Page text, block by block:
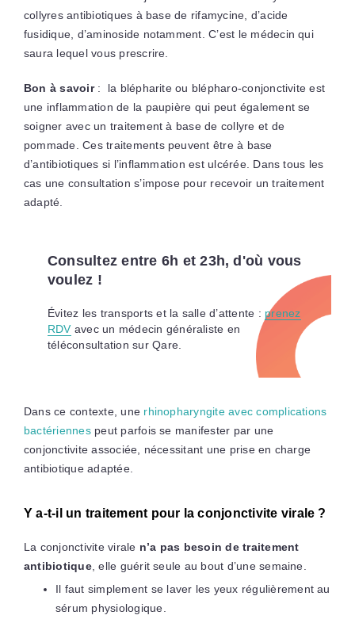
collyres antibiotiques à base de rifamycine, d’acide
fusidique, d’aminoside notamment. C’est le médecin qui
saura lequel vous prescrire.
Bon à savoir: la blépharite ou blépharo-conjonctivite est
une inflammation de la paupière qui peut également se
soigner avec un traitement à base de collyre et de
pommade. Ces traitements peuvent être à base
d’antibiotiques si l’inflammation est ulcérée. Dans tous les
cas une consultation s’impose pour recevoir un traitement
adapté.
Consultez entre 6h et 23h, d'où vous
voulez !
Évitez les transports et la salle d’attente : prenez
RDV avec un médecin généraliste en
téléconsultation sur Qare.
Dans ce contexte, une rhinopharyngite avec complications
bactériennespeut parfois se manifester par une
conjonctivite associée, nécessitant une prise en charge
antibiotique adaptée.
Y a-t-il un traitement pour la conjonctivite virale ?
La conjonctivite virale n’a pas besoin de traitement
antibiotique, elle guérit seule au bout d’une semaine.
Il faut simplement se laver les yeux régulièrement au
sérum physiologique.